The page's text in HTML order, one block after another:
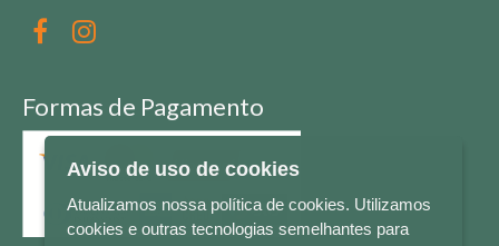
Formas de Pagamento
Aviso de uso de cookies
Atualizamos nossa política de cookies. Utilizamos
cookies e outras tecnologias semelhantes para